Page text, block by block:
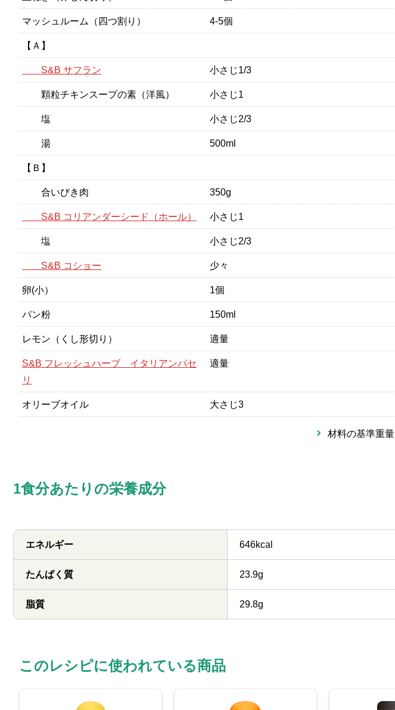
マッシュルーム（四つ割り） 4-5個
【Ａ】
S&B サフラン 小さじ1/3
顆粒チキンスープの素（洋風） 小さじ1
塩 小さじ2/3
湯 500ml
【Ｂ】
合いびき肉 350g
S&B コリアンダーシード（ホール） 小さじ1
塩 小さじ2/3
S&B コショー 少々
卵(小） 1個
パン粉 150ml
レモン（くし形切り） 適量
S&B フレッシュハーブ イタリアンパセ
リ
適量
オリーブオイル 大さじ3
材料の基準重量
1食分あたりの栄養成分
エネルギー 646kcal
たんぱく質 23.9g
脂質 29.8g
このレシピに使われている商品